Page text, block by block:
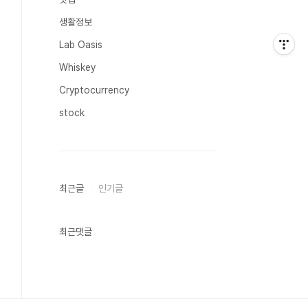
생활정보
Lab Oasis
Whiskey
Cryptocurrency
stock
최근글 인기글
최근댓글